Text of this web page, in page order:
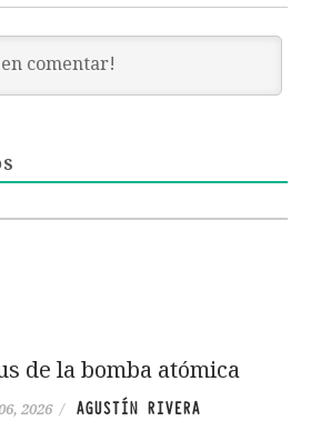
de la bomba atómica
2026 / AGUSTÍN RIVERA